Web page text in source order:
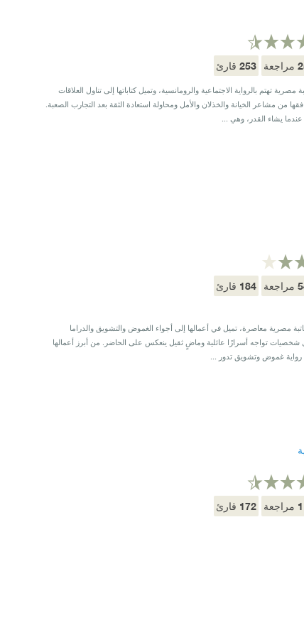
مراجعة 253 قارئ
تهتم بالرواية الاجتماعية والرومانسية، وتميل كتاباتها إلى تناول العلاقات
من مشاعر الخيانة والخذلان والأمل ومحاولة استعادة الثقة بعد التجارب الصعبة.
عندما يشاء القدر، وهي ...
مراجعة 184 قارئ
مصرية معاصرة، تميل في أعمالها إلى أجواء الغموض والتشويق والدراما
شخصيات تواجه أسرارًا عائلية وماضٍ ثقيل ينعكس على الحاضر. من أبرز أعمالها
غموض وتشويق تدور ...
مراجعة 172 قارئ